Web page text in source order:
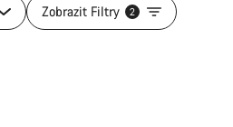
Zobrazit Filtry 2